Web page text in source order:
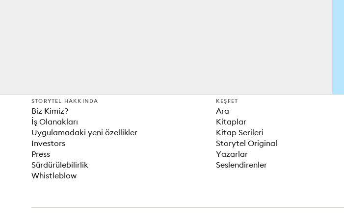
STORYTEL HAKKINDA
Biz Kimiz?
İş Olanakları
Uygulamadaki yeni özellikler
Investors
Press
Sürdürülebilirlik
Whistleblow
KEŞFET
Ara
Kitaplar
Kitap Serileri
Storytel Original
Yazarlar
Seslendirenler